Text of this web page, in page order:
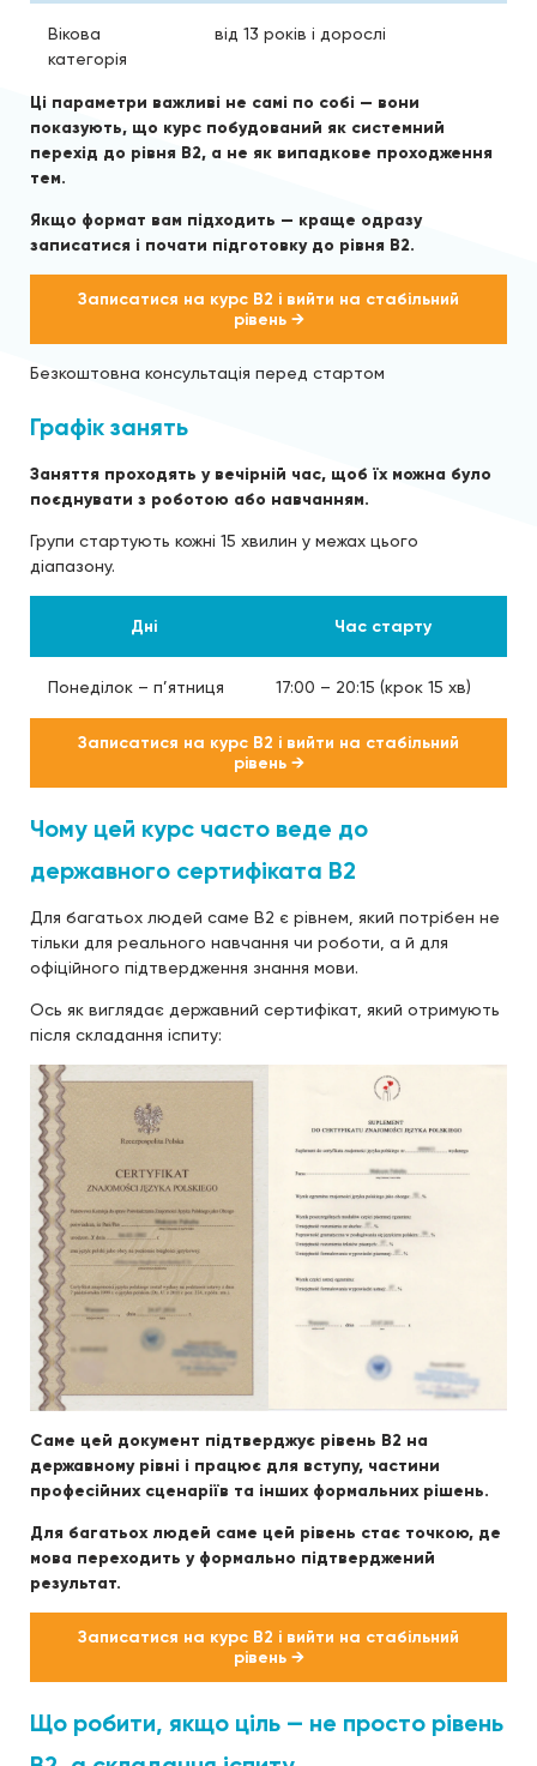
Вікова
категорія
від 13 років і дорослі
Ці параметри важливі не самі по собі — вони
показують, що курс побудований як системний
перехід до рівня B2, а не як випадкове проходження
тем.
Якщо формат вам підходить — краще одразу
записатися і почати підготовку до рівня B2.
Записатися на курс B2 і вийти на стабільний
рівень →
Безкоштовна консультація перед стартом
Графік занять
Заняття проходять у вечірній час, щоб їх можна було
поєднувати з роботою або навчанням.
Групи стартують кожні 15 хвилин у межах цього
діапазону.
Дні Час старту
Понеділок – п’ятниця 17:00 – 20:15 (крок 15 хв)
Записатися на курс B2 і вийти на стабільний
рівень →
Чому цей курс часто веде до
державного сертифіката B2
Для багатьох людей саме B2 є рівнем, який потрібен не
тільки для реального навчання чи роботи, а й для
офіційного підтвердження знання мови.
Ось як виглядає державний сертифікат, який отримують
після складання іспиту:
Саме цей документ підтверджує рівень B2 на
державному рівні і працює для вступу, частини
професійних сценаріїв та інших формальних рішень.
Для багатьох людей саме цей рівень стає точкою, де
мова переходить у формально підтверджений
результат.
Записатися на курс B2 і вийти на стабільний
рівень →
Що робити, якщо ціль — не просто рівень